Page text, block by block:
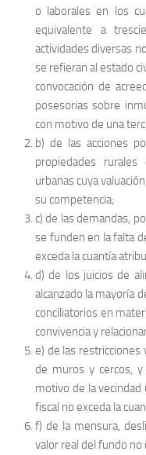
o laborales en los
equivalente a
actividades diversas
se refieran al estado
convocación de
posesorias sobre
con motivo de una
b) de las acciones
propiedades
urbanas cuya
su competencia;
c) de las demandas,
se funden en la falta
exceda la cuantía
d) de los juicios de
alcanzado la mayoría
conciliatorios en
convivencia y
e) de las
de muros y cercos,
motivo de la vecindad
fiscal no exceda la
f) de la mensura,
valor real del fundo no